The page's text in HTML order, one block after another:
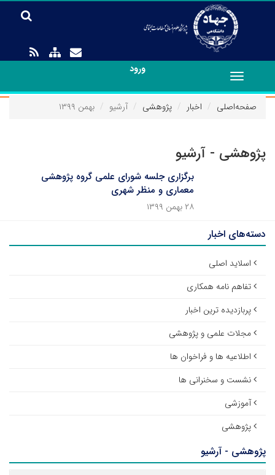
ورود
Toggle
navigation
صفحه‌اصلی
اخبار پژوهشی آرشیو بهمن ۱۳۹۹
پژوهشی - آرشیو
برگزاری جلسه شورای علمی گروه پژوهشی
معماری و منظر شهری
۲۸ بهمن ۱۳۹۹
دسته‌های اخبار
اسلاید اصلی
تفاهم نامه همکاری
پربازدیده ترین اخبار
مجلات علمی و پژوهشی
اطلاعیه ها و فراخوان ها
نشست و سخنرانی ها
آموزشی
پژوهشی
پژوهشی - آرشیو